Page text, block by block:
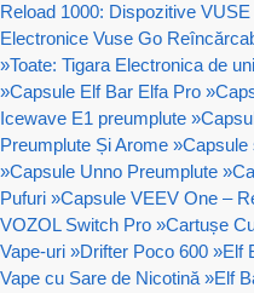
Reload 1000: Dispozitive
Electronice Vuse Go
»Toate: Tigara Electronica de
»Capsule Elf Bar Elfa Pro »
Icewave E1 preumplute »
Preumplute Și Arome »Capsule
»Capsule Unno Preumplute »
Pufuri »Capsule VEEV One –
VOZOL Switch Pro »Cartușe
Vape-uri »Drifter Poco 600 »Elf
Vape cu Sare de Nicotină »Elf